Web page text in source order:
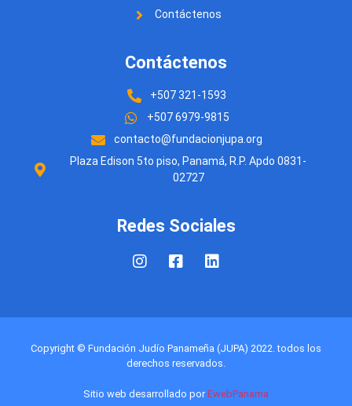
Contáctenos
Contáctenos
+507 321-1593
+507 6979-9815
contacto@fundacionjupa.org
Plaza Edison 5to piso, Panamá, R.P. Apdo 0831-
02727
Redes Sociales
Copyright © Fundación Judío Panameña (JUPA) 2022. todos los
derechos reservados.
Sitio web desarrollado porEwebPanama